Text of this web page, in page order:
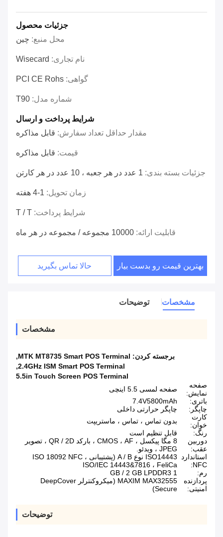
جزئیات محصول
محل منبع: چین
نام تجاری: Wisecard
گواهی: PCI CE Rohs
شماره مدل: T90
شرایط پرداخت و ارسال
مقدار حداقل تعداد سفارش: قابل مذاکره
قیمت: قابل مذاکره
جزئیات بسته بندی: 1 عدد در هر جعبه ، 10 عدد در هر کارتن
زمان تحویل: 1-4 هفته
شرایط پرداخت: T / T
قابلیت ارائه: 10000 مجموعه / مجموعه در هر ماه
بهترین قیمت رو بدست بیار حالا تماس بگیرید
مشخصات توضیحات
مشخصات
برجسته کردن: MTK MT8735 Smart POS Terminal
,
2.4GHz ISM Smart POS Terminal
,
5.5in Touch Screen POS Terminal
صفحه
نمایش:
صفحه لمسی 5.5 اینچی
باتری:
7.4V5800mAh
چاپگر:
چاپگر حرارتی داخلی
کارت
خوان:
بدون تماس ، تماس ، ماستریپت
رنگ:
قابل تنظیم است
دوربین
عقب:
8 مگا پیکسل ، CMOS ، AF ، بارکد QR / 2D ، تصویر
JPEG ، ویدئو.
استاندارد
NFC:
ISO14443 نوع A / B (پشتیبانی ISO 18092 NFC ،
ISO/IEC 14443&7816 ، FeliCa
رم:
1 GB / 2 GB LPDDR3
پردازنده
امنیتی:
MAXIM MAX32555 (میکروکنترلر DeepCover
Secure)
توضیحات